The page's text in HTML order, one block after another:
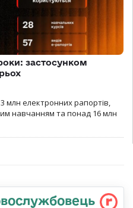
застосунком
млн електронних рапортів,
навчанням та понад 16 млн